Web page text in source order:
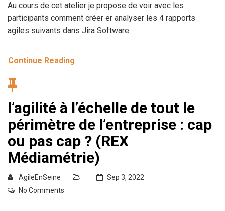
Au cours de cet atelier je propose de voir avec les
participants comment créer er analyser les 4 rapports
agiles suivants dans Jira Software :
Continue Reading
l’agilité à l’échelle de tout le
périmètre de l’entreprise : cap
ou pas cap ? (REX
Médiamétrie)
AgileEnSeine
Sep 3, 2022
No Comments